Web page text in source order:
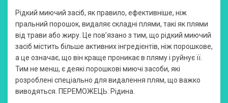
Рідкий миючий засіб, як правило, ефективніше, ніж
пральний порошок, видаляє складні плями, такі як плями
від трави або жиру. Це пов’язано з тим, що рідкий миючий
засіб містить більше активних інгредієнтів, ніж порошкове,
а це означає, що він краще проникає в пляму і руйнує її.
Тим не менш, є деякі порошкові миючі засоби, які
розроблені спеціально для видалення плям, що важко
виводяться. ПЕРЕМОЖЕЦЬ: Рідина.